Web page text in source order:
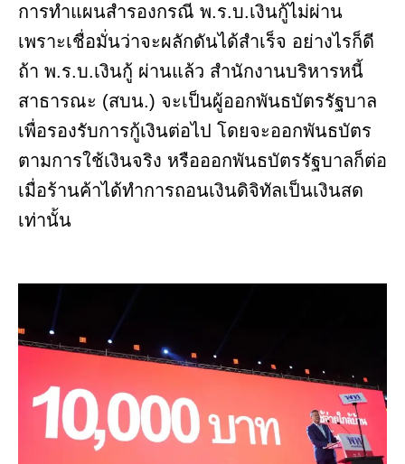
การทำแผนสำรองกรณี พ.ร.บ.เงินกู้ไม่ผ่าน
เพราะเชื่อมั่นว่าจะผลักดันได้สำเร็จ อย่างไรก็ดี
ถ้า พ.ร.บ.เงินกู้ ผ่านแล้ว สำนักงานบริหารหนี้
สาธารณะ (สบน.) จะเป็นผู้ออกพันธบัตรรัฐบาล
เพื่อรองรับการกู้เงินต่อไป โดยจะออกพันธบัตร
ตามการใช้เงินจริง หรือออกพันธบัตรรัฐบาลก็ต่อ
เมื่อร้านค้าได้ทำการถอนเงินดิจิทัลเป็นเงินสด
เท่านั้น